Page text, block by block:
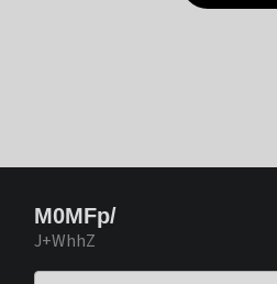
M0MFp/
J+WhhZ